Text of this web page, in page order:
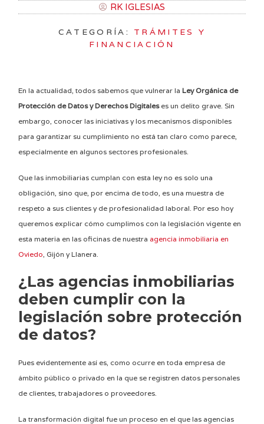
RK IGLESIAS
CATEGORÍA: TRÁMITES Y
FINANCIACIÓN
En la actualidad, todos sabemos que vulnerar la Ley Orgánica de
Protección de Datos y Derechos Digitaleses un delito grave. Sin
embargo, conocer las iniciativas y los mecanismos disponibles
para garantizar su cumplimiento no está tan claro como parece,
especialmente en algunos sectores profesionales.
Que las inmobiliarias cumplan con esta ley no es solo una
obligación, sino que, por encima de todo, es una muestra de
respeto a sus clientes y de profesionalidad laboral. Por eso hoy
queremos explicar cómo cumplimos con la legislación vigente en
esta materia en las oficinas de nuestra agencia inmobiliaria en
Oviedo , Gijón y Llanera.
¿Las agencias inmobiliarias
deben cumplir con la
legislación sobre protección
de datos?
Pues evidentemente así es, como ocurre en toda empresa de
ámbito público o privado en la que se registren datos personales
de clientes, trabajadores o proveedores.
La transformación digital fue un proceso en el que las agencias